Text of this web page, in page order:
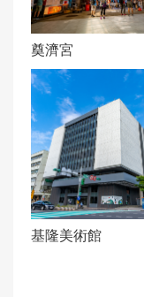
奠濟宮
基隆美術館